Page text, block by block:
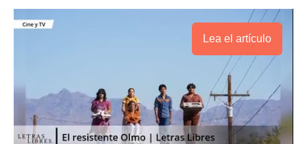
Lea el artículo